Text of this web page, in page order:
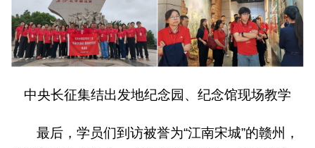
中央长征集结出发地纪念园、纪念馆现场教学
最后，学员们到访被誉为“江南宋城”的赣州，